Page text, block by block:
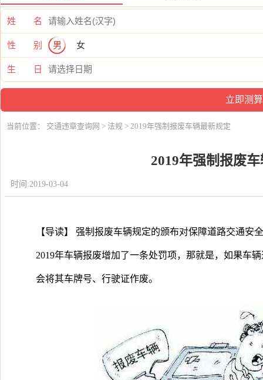
姓 名
性 别 男 女
生 日
当前位置： 交通违章查询网 > 法规 > 2019年强制报废车辆最新规定
2019年强制报废
时间:2019-03-04
【导读】 强制报废车辆规定的颁布对保障道路交通安
2019年车辆报废增加了一条处罚项，那就是，如果车
会将其车牌号、行驶证作废。